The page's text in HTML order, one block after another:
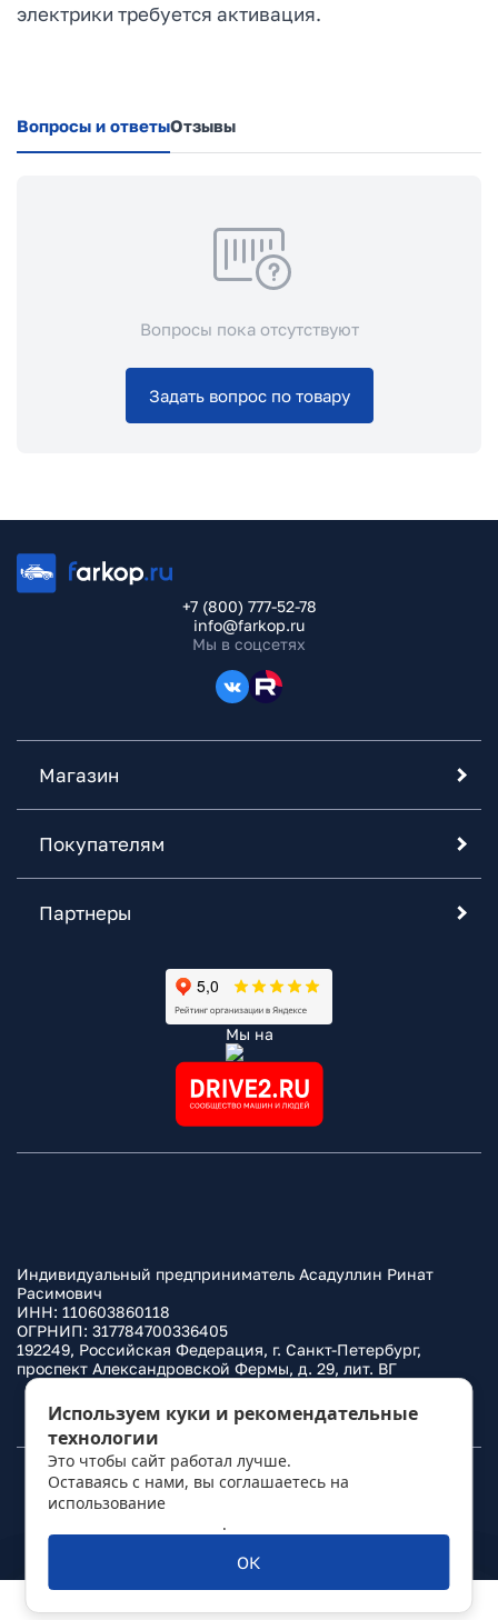
электрики требуется активация.
Вопросы и ответыОтзывы
Вопросы пока отсутствуют
Задать вопрос по товару
+7 (800) 777-52-78
info@farkop.ru
Мы в соцсетях
Магазин
Покупателям
Партнеры
Мы на
Индивидуальный предприниматель Асадуллин Ринат
Расимович
ИНН: 110603860118
ОГРНИП: 317784700336405
192249, Российская Федерация, г. Санкт-Петербург,
проспект Александровской Фермы, д. 29, лит. ВГ
Политика конфиденциальности
© 2010– 2026Фаркоп.ру
Используем куки и рекомендательные
технологии
Это чтобы сайт работал лучше.
Оставаясь с нами, вы соглашаетесь на
использование
.
ОК